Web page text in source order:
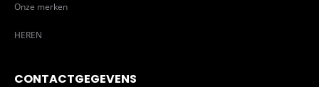
Onze merken
HEREN
CONTACTGEGEVENS